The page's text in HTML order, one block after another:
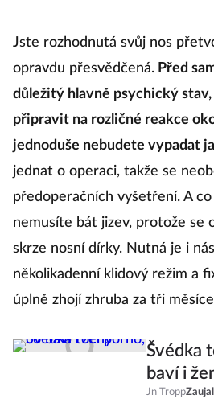
Jste rozhodnutá svůj nos
opravdu přesvědčená. Před
důležitý hlavně psychický
připravit na rozličné reakce
jednoduše nebudete vypadat
jednat o operaci, takže se
předoperačních vyšetření. A
nemusíte bát jizev, protože se
skrze nosní dírky. Nutná je i
několikadenní klidový režim a
úplně zhojí zhruba za tři
Švédka
baví i
Jn Tropp